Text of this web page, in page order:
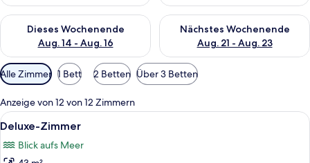
Dieses Wochenende
Aug. 14 - Aug. 16
Überprüfe die Verfügbarkeit für dieses Wochenende, Aug. 14
Nächstes Wochenende
Aug. 21 - Aug. 23
Überprüfe die Verfügbarkeit
Verfügbare
Filter
für
Zimmer
Alle Zimmer 1 Bett 2 Betten Über 3 Betten
Anzeige von 12 von 12 Zimmern
Alle
Fotos
für
Ein Hotelzimmer mit einem großen
8
Deluxe-Zimmer
Blick aufs Meer